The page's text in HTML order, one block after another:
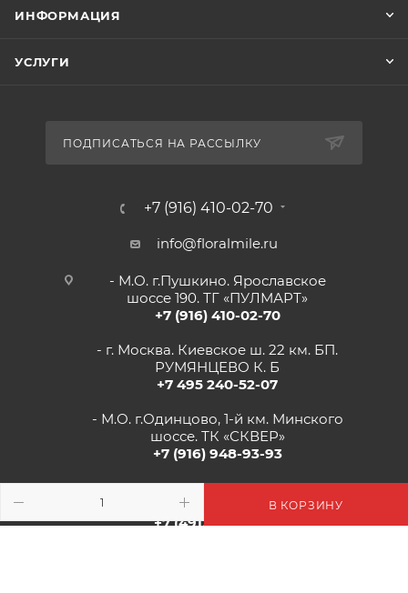
В КОРЗИНУ
ИНФОРМАЦИЯ
УСЛУГИ
ПОДПИСАТЬСЯ НА РАССЫЛКУ
+7 (916) 410-02-70
info@floralmile.ru
- М.О. г.Пушкино. Ярославское
шоссе 190. ТГ «ПУЛМАРТ»
+7 (916) 410-02-70
- г. Москва. Киевское ш. 22 км. БП.
РУМЯНЦЕВО К. Б
+7 495 240-52-07
- М.О. г.Одинцово, 1-й км. Минского
шоссе. ТК «СКВЕР»
+7 (916) 948-93-93
- г.Рязань, Солотчинское шоссе д.2
ТК «АВРОРА»
+7 (4912) 77-82-04